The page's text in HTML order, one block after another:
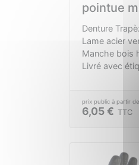
pointue
Denture
Lame acier
Manche bois
Livré avec
6,05 € TTC